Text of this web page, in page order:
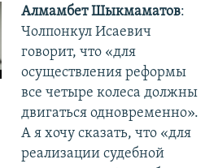
Алмамбет Шыкмаматов:
Чолпонкул Исаевич
говорит, что «для
осуществления реформы
все четыре колеса должны
двигаться одновременно».
А я хочу сказать, что «для
реализации судебной